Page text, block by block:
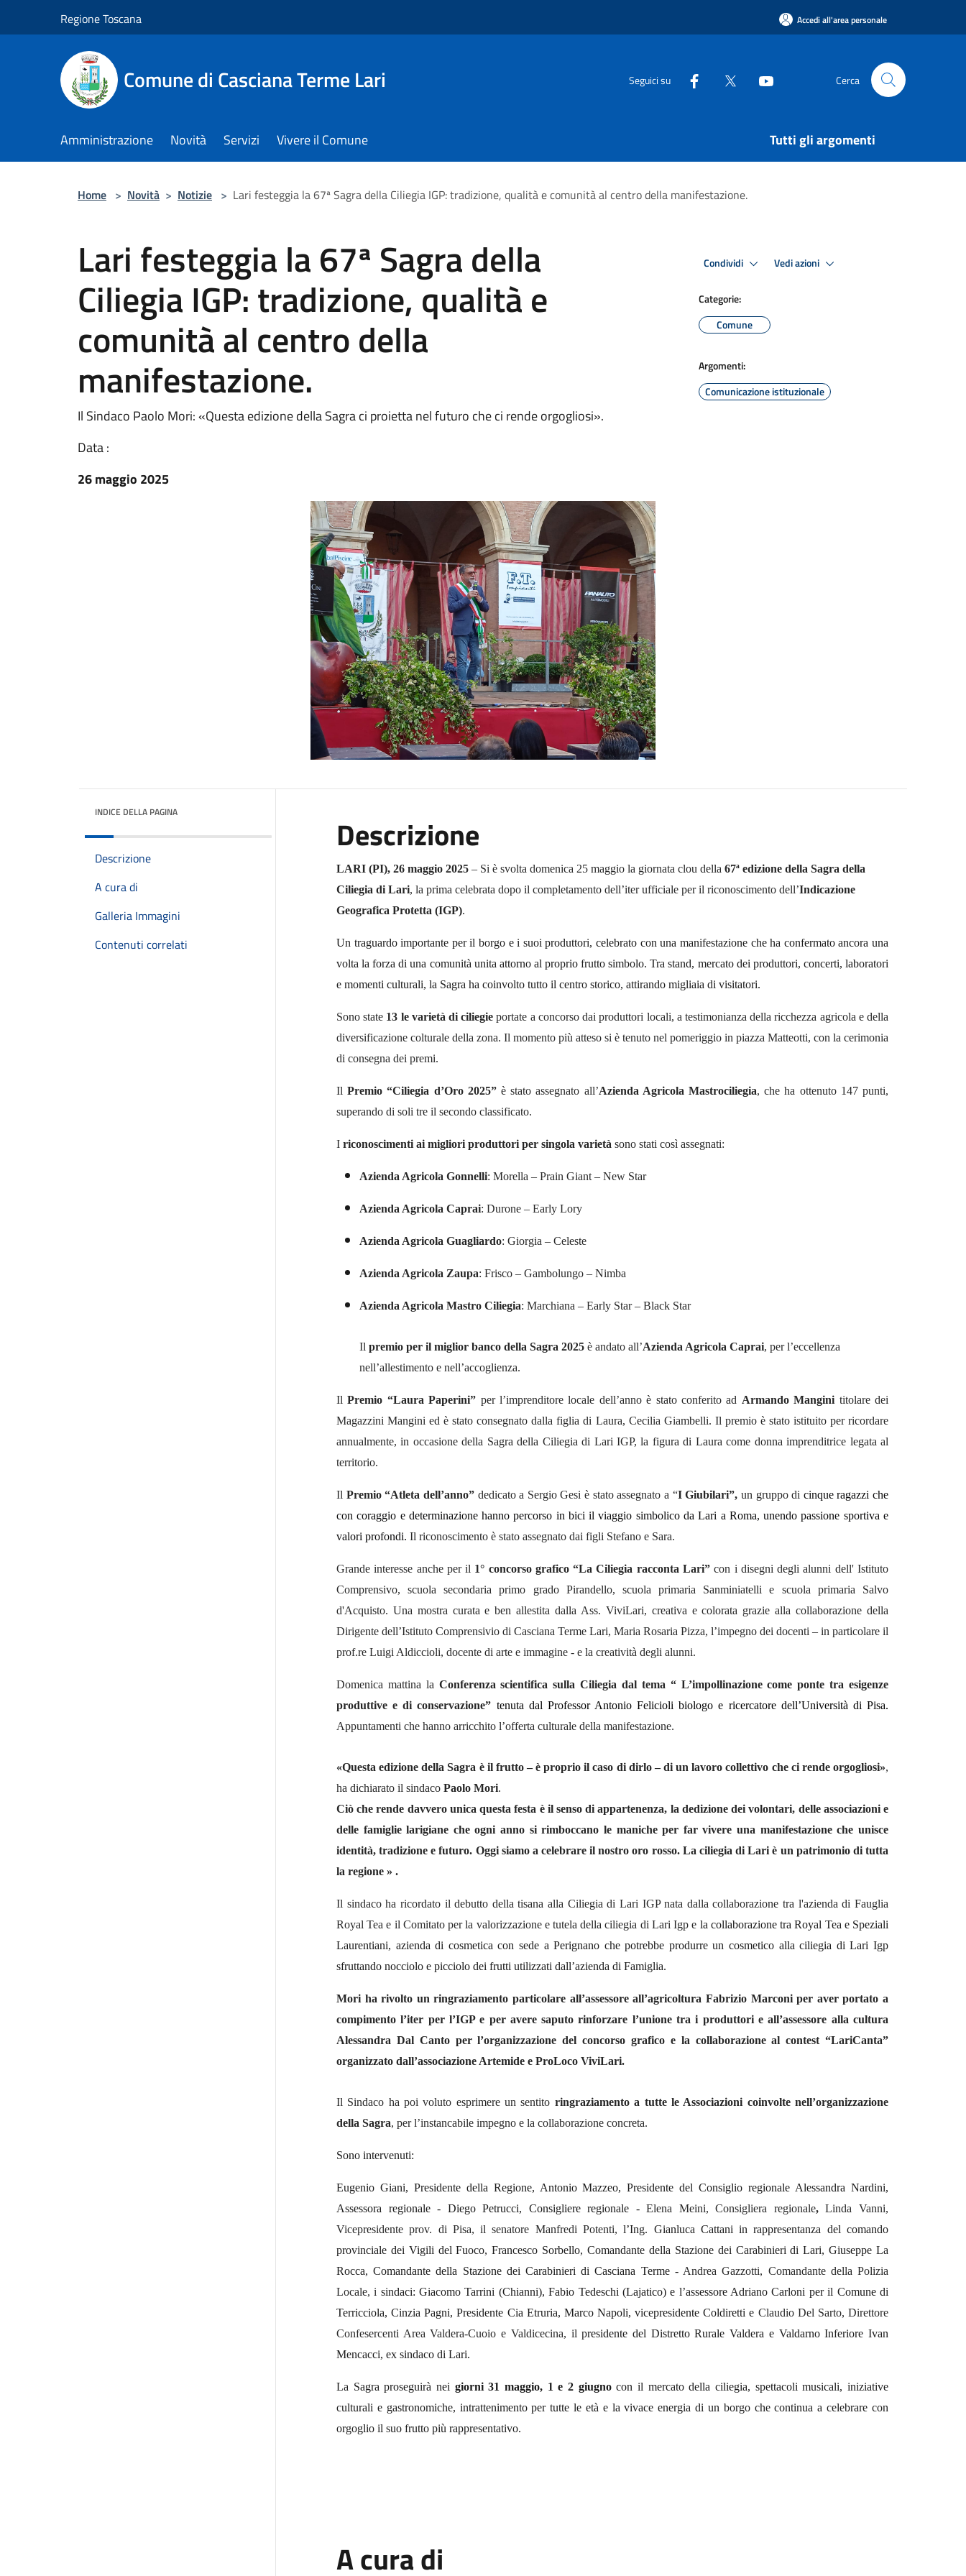
Regione Toscana Accedi all'area personale
Comune di Casciana Terme Lari Seguici su Cerca
Amministrazione Novità Servizi Vivere il Comune Tutti gli argomenti
Home > Novità > Notizie > Lari festeggia la 67ª Sagra della Ciliegia IGP: tradizione, qualità e comunità al centro della manifestazione.
Lari festeggia la 67ª Sagra della
Ciliegia IGP: tradizione, qualità e
comunità al centro della
manifestazione.
Il Sindaco Paolo Mori: «Questa edizione della Sagra ci proietta nel futuro che ci rende orgogliosi».
Data :
26 maggio 2025
Condividi Vedi azioni
Categorie:
Comune
Argomenti:
Comunicazione istituzionale
INDICE DELLA PAGINA
Descrizione
A cura di
Galleria Immagini
Contenuti correlati
Descrizione
LARI (PI), 26maggio 2025– Si è svolta domenica 25 maggio la giornata clou della 67ª edizione della Sagra della
Ciliegia di Lari, la prima celebrata dopo il completamento dell’iter ufficiale per il riconoscimentodell’Indicazione
Geografica Protetta (IGP).
Un traguardo importante per il borgo e i suoi produttori, celebrato con una manifestazione che ha confermato ancora una
volta la forza di una comunità unita attorno al proprio frutto simbolo. Tra stand, mercato dei produttori, concerti, laboratori
e momenti culturali, la Sagra ha coinvolto tutto il centro storico, attirando migliaia di visitatori.
Sono state 13 le varietà di ciliegie portate a concorso dai produttori locali, a testimonianza della ricchezza agricola e della
diversificazione colturale della zona. Il momento più atteso si è tenuto nel pomeriggio in piazza Matteotti, con la cerimonia
di consegna dei premi.
IlPremio “Ciliegia d’Oro 2025”è stato assegnato all’Azienda Agricola Mastrociliegia, che ha ottenuto 147 punti,
superando di soli tre il secondo classificato.
I riconoscimenti ai migliori produttori per singola varietà sono stati così assegnati:
Azienda Agricola Gonnelli: Morella – Prain Giant – New Star
Azienda Agricola Caprai: Durone – Early Lory
Azienda Agricola Guagliardo: Giorgia – Celeste
Azienda Agricola Zaupa: Frisco – Gambolungo – Nimba
Azienda Agricola Mastro Ciliegia: Marchiana – Early Star – Black Star
Il premio per il miglior banco della Sagra 2025è andato all’Azienda Agricola Caprai, per l’eccellenza
nell’allestimento e nell’accoglienza.
IlPremio “Laura Paperini” per l’imprenditorelocale dell’anno è stato conferito ad Armando Mangini titolaredei
Magazzini Manginied è stato consegnato dalla figliadi Laura, Cecilia Giambelli. Il premio è stato istituito per ricordare
annualmente, in occasione della Sagra della Ciliegia di Lari IGP, la figura di Lauracome donna imprenditrice legata al
territorio.
Il Premio “Atleta dell’anno” dedicato a Sergio Gesiè stato assegnato a “I Giubilari”, un gruppo di cinque ragazzi che
con coraggio e determinazionehanno percorso in bici il viaggio simbolico da Lari a Roma, unendo passione sportiva e
valori profondi. Il riconoscimento è stato assegnatodai figli Stefano e Sara.
Grande interesse anche per il 1° concorso grafico “La Ciliegia racconta Lari”con i disegni degli alunni dell' Istituto
Comprensivo, scuola secondaria primo grado Pirandello, scuola primaria Sanminiatelli e scuola primaria Salvo
d'Acquisto. Una mostra curata e ben allestita dalla Ass. ViviLari, creativa e colorata grazie alla collaborazione della
Dirigente dell’Istituto Comprensivio di Casciana Terme Lari, Maria Rosaria Pizza, l’impegnodei docenti – in particolare il
prof.re Luigi Aldiccioli, docente di arte e immagine - e la creatività degli alunni.
Domenica mattina la Conferenza scientifica sullaCiliegia dal tema “ L’impollinazione come ponte tra esigenze
produttive e di conservazione” tenuta dal Professor Antonio Felicioli biologo e ricercatore dell’Università di Pisa.
Appuntamenti che hanno arricchito l’offerta culturale della manifestazione.
«Questa edizione della Sagra è il frutto – è proprio il caso di dirlo – di un lavoro collettivo che ci rende orgogliosi»,
ha dichiarato il sindaco Paolo Mori.
Ciò che rende davvero unica questa festa è il senso di appartenenza, la dedizione dei volontari, delle associazioni e
delle famiglie larigiane che ogni anno si rimboccano le maniche per far vivere una manifestazione che unisce
identità, tradizione e futuro. Oggi siamo a celebrare il nostro oro rosso. La ciliegia di Lari è un patrimonio di tutta
la regione » .
Il sindaco ha ricordato il debutto della tisana alla Ciliegia di Lari IGP nata dallacollaborazione tra l'azienda di Fauglia
Royal Tea e il Comitato per la valorizzazione e tutela della ciliegia di Lari Igpe la collaborazione traRoyal Tea e Speziali
Laurentiani, azienda di cosmetica con sede a Perignano chepotrebbe produrre un cosmetico alla ciliegia di Lari Igp
sfruttando nocciolo e picciolo dei frutti utilizzati dall’azienda di Famiglia.
Mori ha rivolto un ringraziamento particolare all’assessore all’agricoltura Fabrizio Marconi per aver portato a
compimento l’iter per l’IGP e per avere saputo rinforzare l’unione tra i produttorie all’assessore alla cultura
Alessandra Dal Canto per l’organizzazione del concorso grafico e la collaborazione al contest “LariCanta”
organizzato dall’associazione Artemide e ProLoco ViviLari.
Il Sindaco ha poi voluto esprimere un sentito ringraziamento a tutte le Associazioni coinvolte nell’organizzazione
della Sagra, per l’instancabile impegno e la collaborazione concreta.
Sono intervenuti:
Eugenio Giani, Presidente della Regione, Antonio Mazzeo, Presidente del Consiglio regionale Alessandra Nardini,
Assessora regionale - Diego Petrucci, Consigliere regionale -Elena Meini, Consigliera regionale,Linda Vanni,
Vicepresidenteprov. di Pisa,il senatore Manfredi Potenti,l’Ing. Gianluca Cattani in rappresentanza del comando
provinciale dei Vigili del Fuoco, Francesco Sorbello, Comandante della Stazione dei Carabinieri di Lari, Giuseppe La
Rocca, Comandante della Stazione dei Carabinieri di Casciana Terme - Andrea Gazzotti, Comandante della Polizia
Locale,i sindaci: Giacomo Tarrini (Chianni), Fabio Tedeschi (Lajatico) e l’assessore Adriano Carloni per il Comune di
Terricciola, Cinzia Pagni, Presidente Cia Etruria, Marco Napoli, vicepresidente Coldiretti e Claudio Del Sarto, Direttore
Confesercenti Area Valdera-Cuoio e Valdicecina, il presidente del Distretto Rurale Valdera e Valdarno Inferiore Ivan
Mencacci, ex sindaco di Lari.
La Sagra proseguirà nei giorni 31 maggio, 1 e 2 giugnocon il mercato della ciliegia, spettacoli musicali, iniziative
culturali e gastronomiche, intrattenimento per tutte le età e la vivace energia di un borgo che continua a celebrare con
orgoglio il suo frutto più rappresentativo.
A cura di